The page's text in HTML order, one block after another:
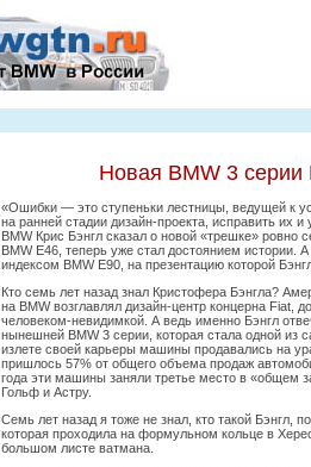
Новая BMW 3
«Ошибки — это ступеньки лестницы, ведущей к
на ранней стадии дизайн-проекта, исправить их
BMW Крис Бэнгл сказал о новой «трешке» ровно
BMW Е46, теперь уже стал достоянием
индексом BMW Е90, на презентацию которой
Кто семь лет назад знал Кристофера Бэнгла?
на BMW возглавлял дизайн-центр концерна Fiat,
человеком-невидимкой. А ведь именно Бэнгл
нынешней BMW 3 серии, которая стала одной
излете своей карьеры машины продавались на
пришлось 57% от общего объема продаж
года эти машины заняли третье место в «общем
Гольф и Астру.
Семь лет назад я тоже не знал, кто такой Бэнгл,
которая проходила на формульном кольце в
большом листе ватмана.